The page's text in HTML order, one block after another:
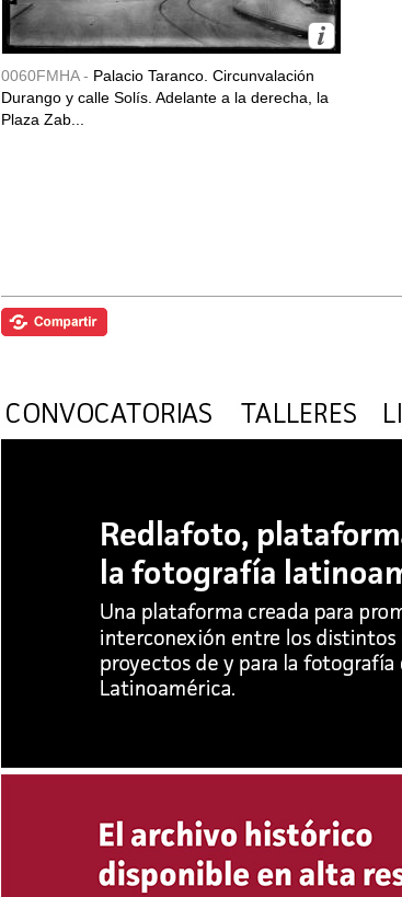
0060FMHA - Palacio Taranco. Circunvalación
Durango y calle Solís. Adelante a la derecha, la
Plaza Zab...